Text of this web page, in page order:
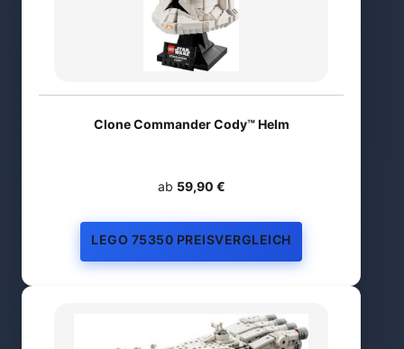
Clone Commander Cody™ Helm
ab 59,90 €
LEGO 75350 PREISVERGLEICH